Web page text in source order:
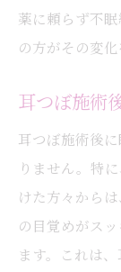
薬に頼らず不
の方がその変化
耳つぼ施術
耳つぼ施術後
りません。特
けた方々から
の目覚めがス
ます。これは